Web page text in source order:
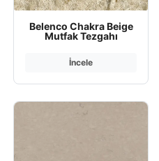
Belenco Chakra Beige
Mutfak Tezgahı
İncele